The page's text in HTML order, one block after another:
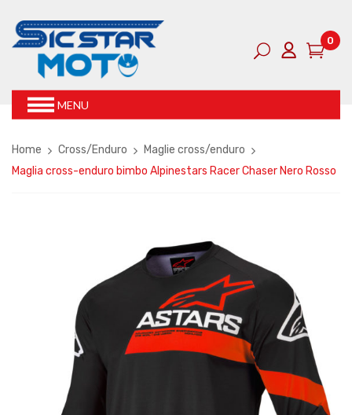
0
MENU
Home Cross/Enduro
Maglie cross/enduro
Maglia cross-enduro bimbo Alpinestars Racer Chaser Nero Rosso